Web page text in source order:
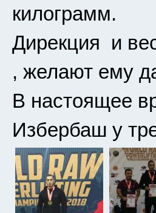
килограмм.
Дирекция и
, желают ему
В настоящее
Избербаш у